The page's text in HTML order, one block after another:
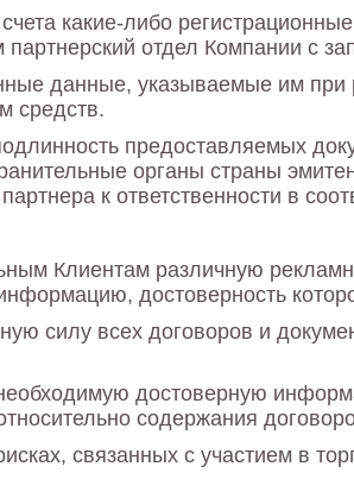
какие-либо
отдел Компании с
данные, указываемые им при
средств.
предоставляемых
органы страны
к ответственности в
Клиентам различную
достоверность
силу всех договоров и
достоверную
содержания
связанных с участием в